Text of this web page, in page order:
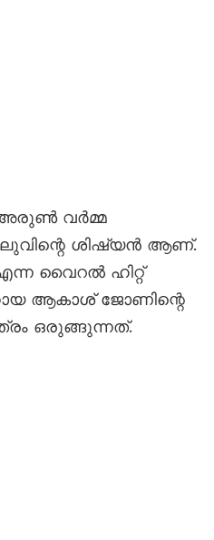
വർമ്മ
ശിഷ്യൻ ആണ്.
വൈറൽ ഹിറ്റ്
ആകാശ് ജോണിന്റെ
ഒരുങ്ങുന്നത്.